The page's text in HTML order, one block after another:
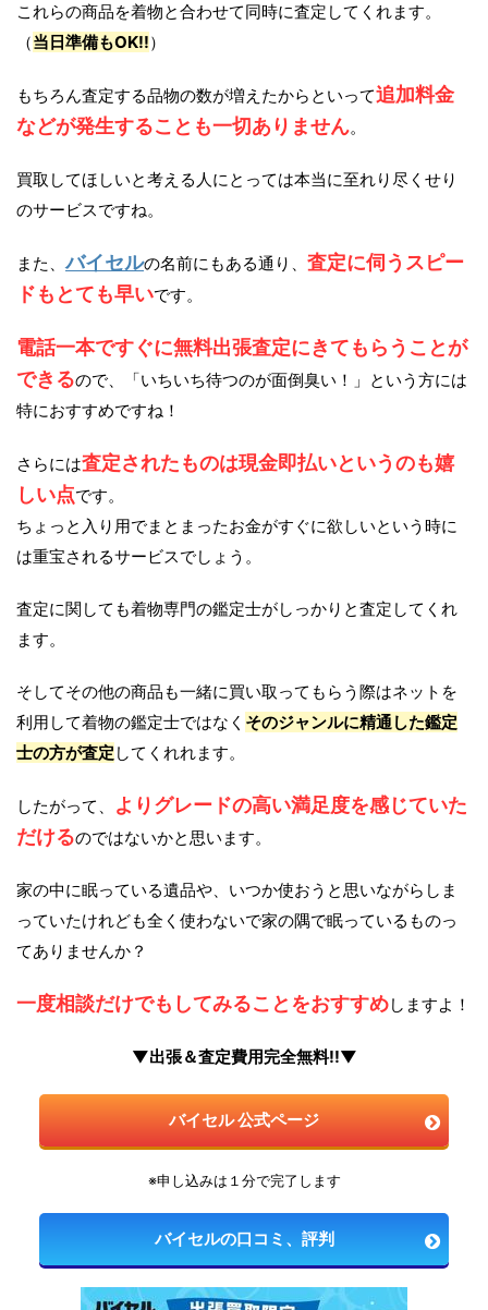
これらの商品を着物と合わせて同時に査定してくれます。
（当日準備もOK!!）
もちろん査定する品物の数が増えたからといって追加料金
などが発生することも一切ありません。
買取してほしいと考える人にとっては本当に至れり尽くせり
のサービスですね。
また、バイセルの名前にもある通り、 査定に伺うスピー
ドもとても早いです。
電話一本ですぐに無料出張査定にきてもらうことが
できるので、「いちいち待つのが面倒臭い！」という方には
特におすすめですね！
さらには査定されたものは現金即払いというのも嬉
しい点です。
ちょっと入り用でまとまったお金がすぐに欲しいという時に
は重宝されるサービスでしょう。
査定に関しても着物専門の鑑定士がしっかりと査定してくれ
ます。
そしてその他の商品も一緒に買い取ってもらう際はネットを
利用して着物の鑑定士ではなく そのジャンルに精通した鑑定
士の方が査定 してくれれます。
したがって、
よりグレードの高い満足度を感じていた
だけるのではないかと思います。
家の中に眠っている遺品や、いつか使おうと思いながらしま
っていたけれども全く使わないで家の隅で眠っているものっ
てありませんか？
一度相談だけでもしてみることをおすすめしますよ！
▼出張＆査定費用完全無料!!▼
バイセル 公式ページ
※申し込みは１分で完了します
バイセルの口コミ、評判